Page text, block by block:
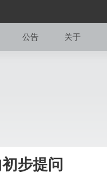
公告 关于
步提问